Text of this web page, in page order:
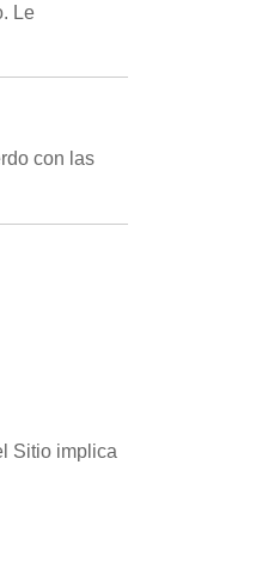
Le
con las
Sitio implica